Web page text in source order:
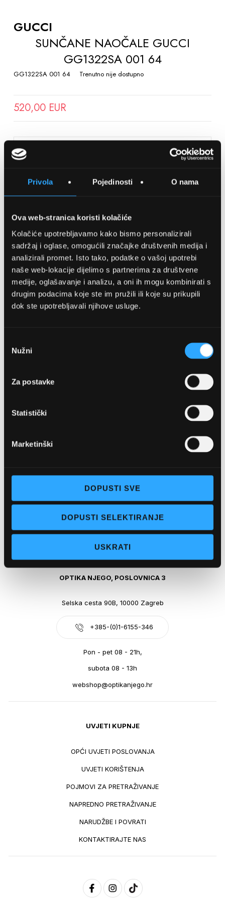
Privola Pojedinosti O nama
Ova web-stranica koristi kolačiće
Kolačiće upotrebljavamo kako bismo personalizirali
sadržaj i oglase, omogućili značajke društvenih medija i
analizirali promet. Isto tako, podatke o vašoj upotrebi
naše web-lokacije dijelimo s partnerima za društvene
medije, oglašavanje i analizu, a oni ih mogu kombinirati s
drugim podacima koje ste im pružili ili koje su prikupili
dok ste upotrebljavali njihove usluge.
pristanka
Nužni
Za postavke
Statistički
Marketinški
DOPUSTI SVE
DOPUSTI SELEKTIRANJE
USKRATI
THE
BEGINNING
GALLERY
GUCCI
SUNČANE NAOČALE GUCCI
GG1322SA 001 64
GG1322SA 001 64 Trenutno nije dostupno
520,00 EUR
SPREMITE NA LISTU ŽELJA
Detalji
OPTIKA NJEGO, POSLOVNICA 1
Pon - pet: 07 - 21h,
Sub: 07-21h
webshop@optikanjego.hr
OPTIKA NJEGO, POSLOVNICA 3
Selska cesta 90B, 10000 Zagreb
+385-(0)1-6155-346
Pon - pet 08 - 21h,
subota 08 - 13h
webshop@optikanjego.hr
UVJETI KUPNJE
OPĆI UVJETI POSLOVANJA
UVJETI KORIŠTENJA
POJMOVI ZA PRETRAŽIVANJE
NAPREDNO PRETRAŽIVANJE
NARUDŽBE I POVRATI
KONTAKTIRAJTE NAS